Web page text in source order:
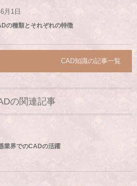
月1日
の種類とそれぞれの特徴
CAD知識の記事一覧
の関連記事
業界でのCADの活躍